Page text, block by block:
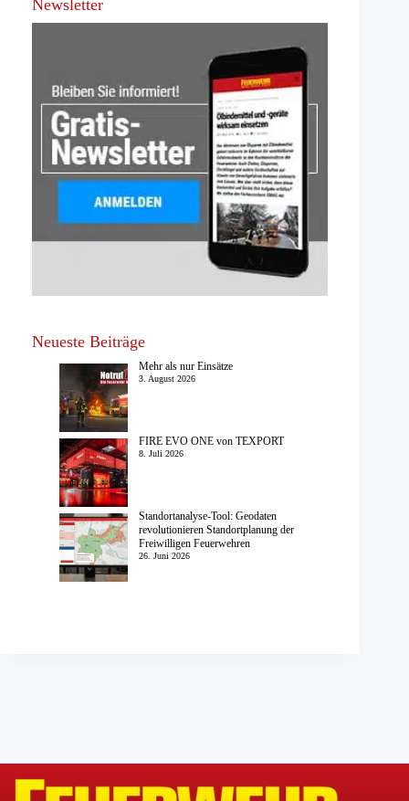
Newsletter
Neueste Beiträge
Mehr als nur Einsätze
3. August 2026
FIRE EVO ONE von TEXPORT
8. Juli 2026
Standortanalyse-Tool: Geodaten
revolutionieren Standortplanung der
Freiwilligen Feuerwehren
26. Juni 2026